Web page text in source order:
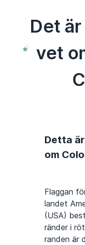
Det
vet
Detta
om
Flaggan
landet
(USA)
ränder i
randen är